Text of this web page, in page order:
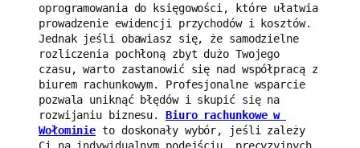
oprogramowania do księgowości, które ułatwia
prowadzenie ewidencji przychodów i kosztów.
Jednak jeśli obawiasz się, że samodzielne
rozliczenia pochłoną zbyt dużo Twojego
czasu, warto zastanowić się nad współpracą z
biurem rachunkowym. Profesjonalne wsparcie
pozwala uniknąć błędów i skupić się na
rozwijaniu biznesu. Biuro rachunkowe w
Wołominie to doskonały wybór, jeśli zależy